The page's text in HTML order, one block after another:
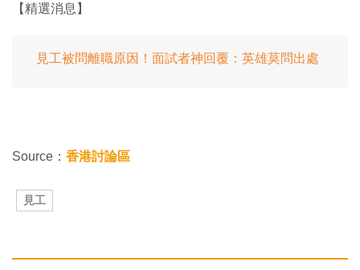
【精選消息】
見工被問離職原因！面試者神回覆：英雄莫問出處
Source： 香港討論區
見工